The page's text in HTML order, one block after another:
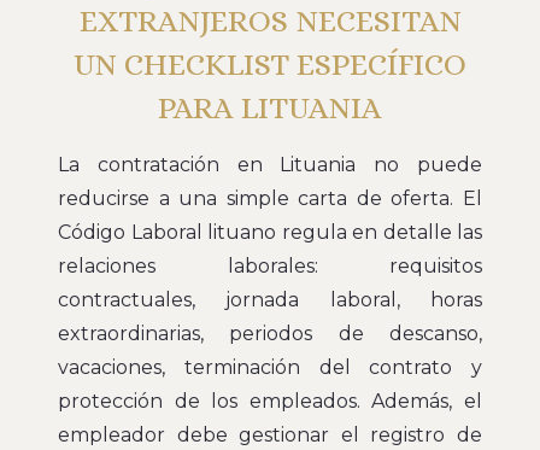
EXTRANJEROS NECESITAN
UN CHECKLIST ESPECÍFICO
PARA LITUANIA
La contratación en Lituania no puede
reducirse a una simple carta de oferta. El
Código Laboral lituano regula en detalle las
relaciones laborales: requisitos
contractuales, jornada laboral, horas
extraordinarias, periodos de descanso,
vacaciones, terminación del contrato y
protección de los empleados. Además, el
empleador debe gestionar el registro de